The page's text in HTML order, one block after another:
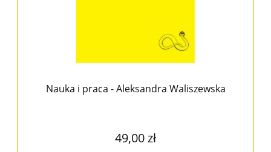
Nauka i praca - Aleksandra Waliszewska
49,00 zł